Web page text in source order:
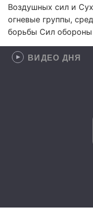
Воздушных сил и
огневые группы,
борьбы Сил
ВИДЕО ДНЯ